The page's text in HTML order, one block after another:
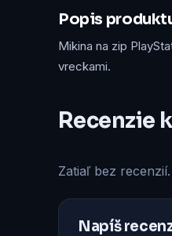
Popis
Mikina na zip
vreckami.
Recenzie
Zatiaľ bez
Napíš